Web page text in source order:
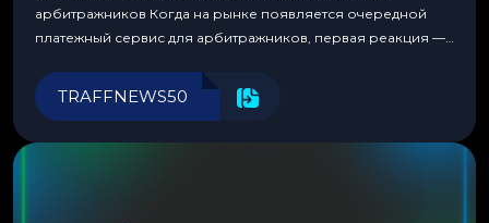
арбитражников Когда на рынке появляется очередной
платежный сервис для арбитражников, первая реакция —
перестаешь воспринимать всерьез любой новый продукт,
пока тот не докажет обратное делом. LuckyCards — история
TRAFFNEWS50